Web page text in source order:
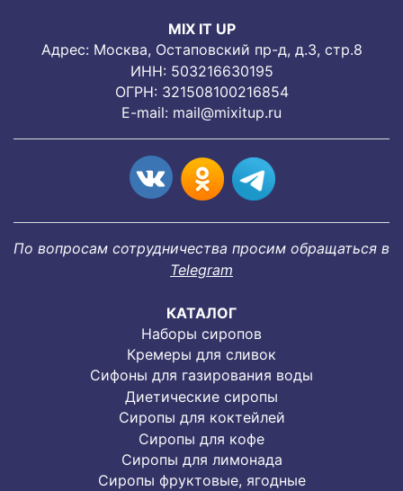
MIX IT UP
Адрес: Москва, Остаповский пр-д, д.3, стр.8
ИНН: 503216630195
ОГРН: 321508100216854
E-mail: mail@mixitup.ru
По вопросам сотрудничества просим обращаться в
Telegram
КАТАЛОГ
Наборы сиропов
Кремеры для сливок
Сифоны для газирования воды
Диетические сиропы
Сиропы для коктейлей
Сиропы для кофе
Сиропы для лимонада
Cиропы фруктовые, ягодные